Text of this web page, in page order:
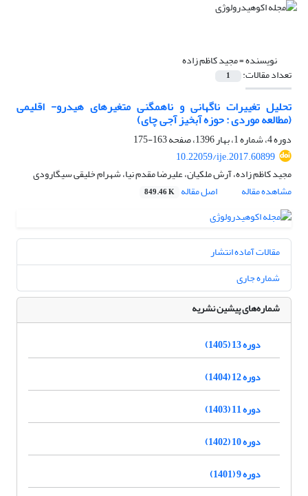
نویسنده =مجید کاظم زاده
تعداد مقالات: 1
تحلیل تغییرات ناگهانی و ناهمگنی متغیرهای هیدرو- اقلیمی
(مطالعه موردی : حوزه آبخیز آجی چای)
دوره 4، شماره 1، بهار 1396، صفحه
163-175
10.22059/ije.2017.60899
مجید کاظم زاده، آرش ملکیان، علیرضا مقدم نیا، شهرام خلیقی سیگارودی
مشاهده مقاله
اصل مقاله 849.46 K
مقالات آماده انتشار
شماره جاری
شماره‌های پیشین نشریه
دوره 13 (1405)
دوره 12 (1404)
دوره 11 (1403)
دوره 10 (1402)
دوره 9 (1401)